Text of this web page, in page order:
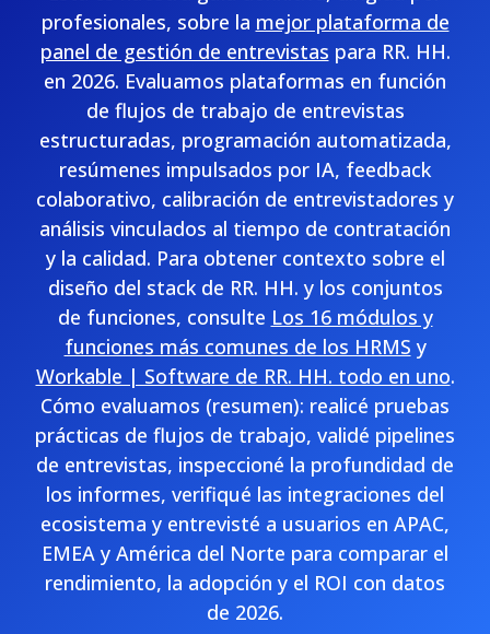
profesionales, sobre la mejor plataforma de
panel de gestión de entrevistas para RR. HH.
en 2026. Evaluamos plataformas en función
de flujos de trabajo de entrevistas
estructuradas, programación automatizada,
resúmenes impulsados por IA, feedback
colaborativo, calibración de entrevistadores y
análisis vinculados al tiempo de contratación
y la calidad. Para obtener contexto sobre el
diseño del stack de RR. HH. y los conjuntos
de funciones, consulte Los 16 módulos y
funciones más comunes de los HRMS y
Workable | Software de RR. HH. todo en uno.
Cómo evaluamos (resumen): realicé pruebas
prácticas de flujos de trabajo, validé pipelines
de entrevistas, inspeccioné la profundidad de
los informes, verifiqué las integraciones del
ecosistema y entrevisté a usuarios en APAC,
EMEA y América del Norte para comparar el
rendimiento, la adopción y el ROI con datos
de 2026.